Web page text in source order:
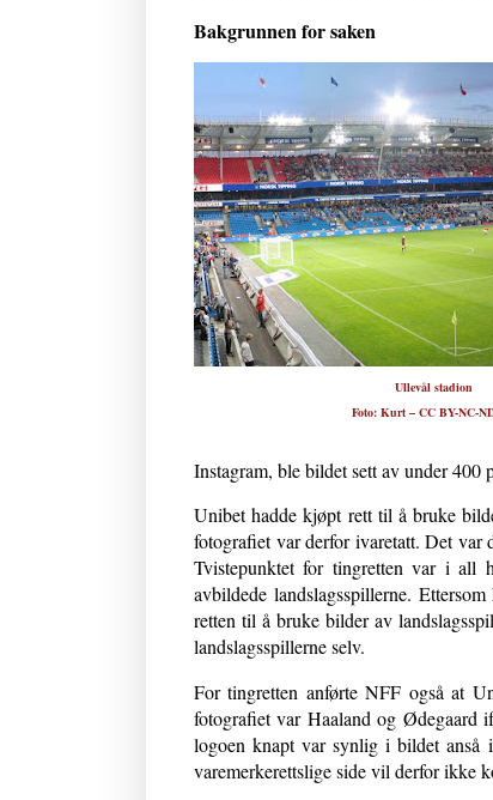
Bakgrunnen for saken
Ullevål stadion
Foto: Kurt – CC BY-NC-
Instagram, ble bildet sett av under 400
Unibet hadde kjøpt rett til å bruke
fotografiet var derfor ivaretatt. Det
Tvistepunktet for tingretten var i all
avbildede landslagsspillerne.
retten til å bruke bilder av
landslagsspillerne selv.
For tingretten anførte NFF også at
fotografiet var Haaland og Ødegaard
logoen knapt var synlig i bildet anså
varemerkerettslige side vil derfor ikke